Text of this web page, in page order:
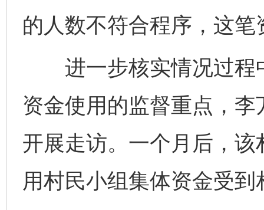
的人数不符合程序，这
进一步核实情况过程
资金使用的监督重点，
开展走访。一个月后，
用村民小组集体资金受到